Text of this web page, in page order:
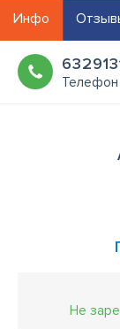
Инфо
Телефон
Не